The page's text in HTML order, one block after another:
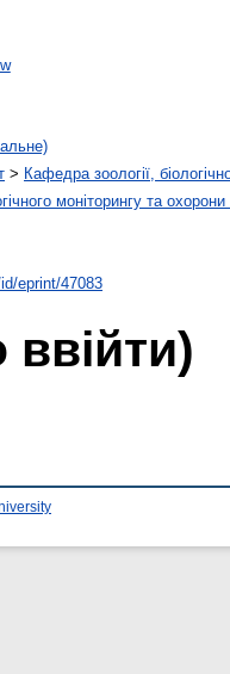
> Кафедра зоології,
моніторингу та
eprint/47083
ввійти)